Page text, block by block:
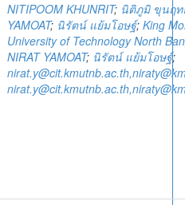
NITIPOOM KHUNRIT; นิติภูมิ ขุนฤ
YAMOAT; นิรัตน์ แย้มโอษฐ์; King
University of Technology North
NIRAT YAMOAT; นิรัตน์ แย้มโอษฐ์;